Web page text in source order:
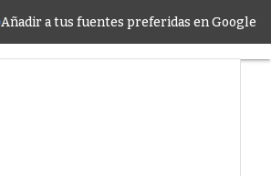
Añadir a tus fuentes preferidas en Google